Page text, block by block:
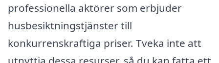
professionella aktörer som erbjuder
husbesiktningstjänster till
konkurrenskraftiga priser. Tveka inte att